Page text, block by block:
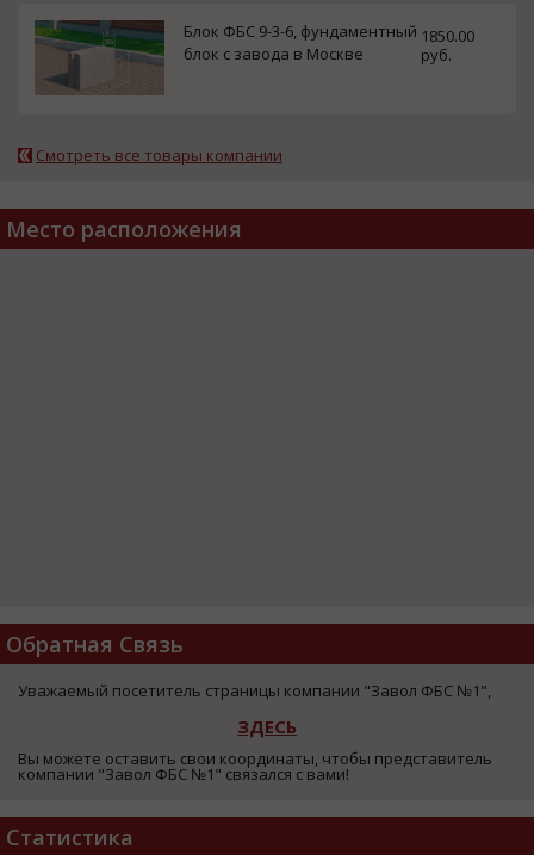
Блок ФБС 9-3-6, фундаментный
блок с завода в Москве
1850.00
руб.
Смотреть все товары компании
Место расположения
Обратная Связь
Уважаемый посетитель страницы компании "Завол ФБС №1",
ЗДЕСЬ
Вы можете оставить свои координаты, чтобы представитель
компании "Завол ФБС №1" связался с вами!
Статистика